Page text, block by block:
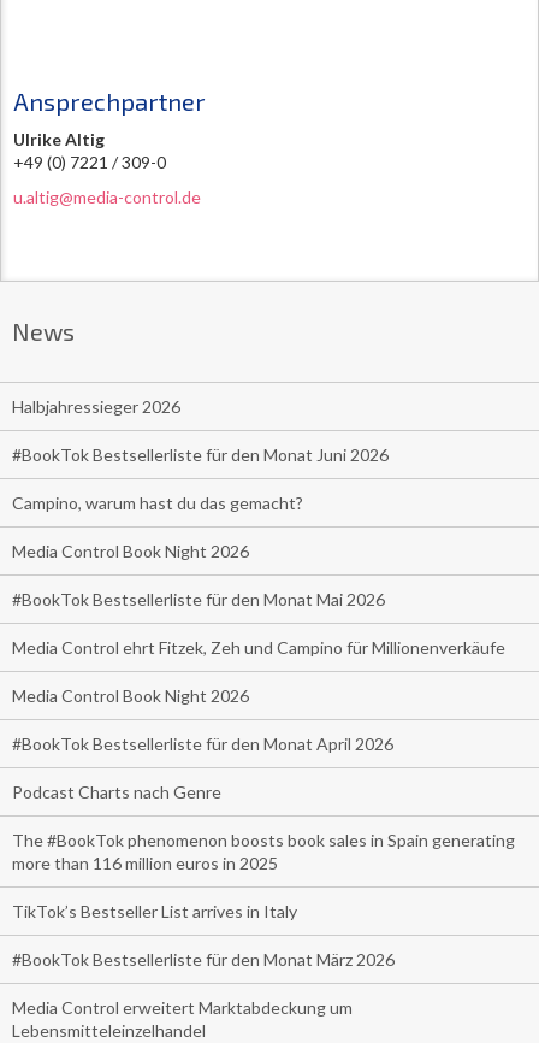
Ansprechpartner
Ulrike Altig
+49 (0) 7221 / 309-0
u.altig@media-control.de
News
Halbjahressieger 2026
#BookTok Bestsellerliste für den Monat Juni 2026
Campino, warum hast du das gemacht?
Media Control Book Night 2026
#BookTok Bestsellerliste für den Monat Mai 2026
Media Control ehrt Fitzek, Zeh und Campino für Millionenverkäufe
Media Control Book Night 2026
#BookTok Bestsellerliste für den Monat April 2026
Podcast Charts nach Genre
The #BookTok phenomenon boosts book sales in Spain generating
more than 116 million euros in 2025
TikTok’s Bestseller List arrives in Italy
#BookTok Bestsellerliste für den Monat März 2026
Media Control erweitert Marktabdeckung um
Lebensmitteleinzelhandel